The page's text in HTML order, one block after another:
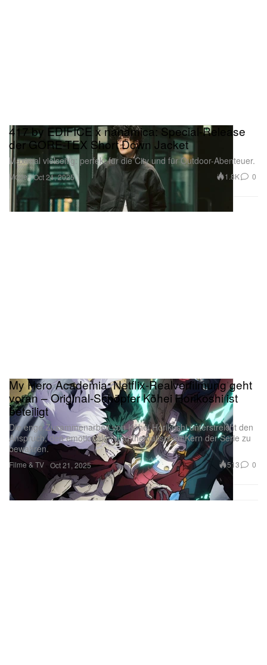
Mode
417 by EDIFICE x nanamica: Special-Release
der GORE-TEX Short Down Jacket
Maximal vielseitig: perfekt für die City und für Outdoor-Abenteuer.
Oct 21, 2025 1.8K 0
Filme & TV
My Hero Academia: Netflix-Realverfilmung geht
voran – Original-Schöpfer Kōhei Horikoshi ist
beteiligt
Die enge Zusammenarbeit von Kōhei Horikoshi unterstreicht den
Anspruch, den emotionalen und thematischen Kern der Serie zu
bewahren.
Oct 21, 2025 513 0